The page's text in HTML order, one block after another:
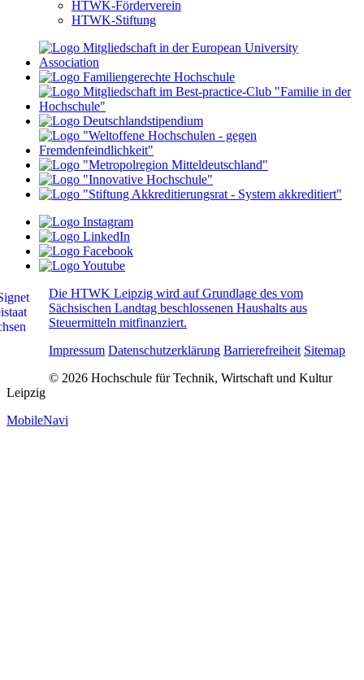
HTWK-Förderverein
HTWK-Stiftung
Die HTWK Leipzig wird auf Grundlage des vom
Sächsischen Landtag beschlossenen Haushalts aus
Steuermitteln mitfinanziert.
Impressum Datenschutzerklärung Barrierefreiheit Sitemap
© 2026 Hochschule für Technik, Wirtschaft und Kultur
Leipzig
MobileNavi